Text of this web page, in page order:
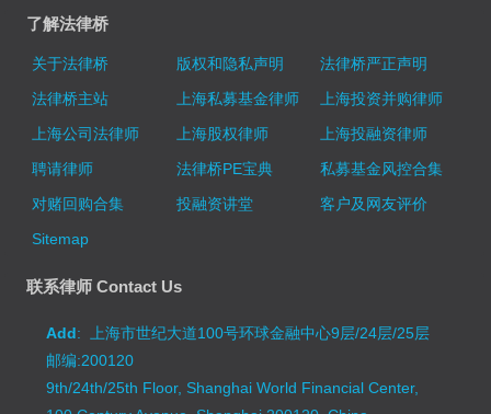
了解法律桥
关于法律桥 版权和隐私声明
法律桥严正声明
法律桥主站
上海私募基金律师
上海投资并购律师
上海公司法律师
上海股权律师
上海投融资律师
聘请律师
法律桥PE宝典
私募基金风控合集
对赌回购合集
投融资讲堂
客户及网友评价
Sitemap
联系律师 Contact Us
Add: 上海市世纪大道100号环球金融中心9层/24层/25层
邮编:200120
9th/24th/25th Floor, Shanghai World Financial Center,